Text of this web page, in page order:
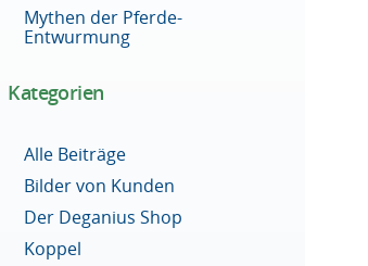
Mythen der Pferde-
Entwurmung
Kategorien
Alle Beiträge
Bilder von Kunden
Der Deganius Shop
Koppel